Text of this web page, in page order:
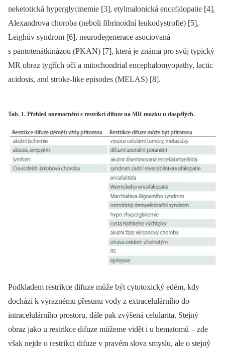
neketotická hyperglycinemie [3], etylmalonická encefalopatie [4],
Alexandrova choroba (neboli fibrinoidní leukodystrofie) [5],
Leighův syndrom [6], neurodegenerace asociovaná
s pantotenátkinázou (PKAN) [7], která je známa pro svůj typický
MR obraz tygřích očí a mitochondrial encephalomyopathy, lactic
acidosis, and stroke-like episodes (MELAS) [8].
Tab. 1. Přehled onemocnění s restrikcí difuze na MR mozku u dospělých.
Podkladem restrikce difuze může být cytotoxický edém, kdy
dochází k výraznému přesunu vody z extracelulárního do
intracelulárního prostoru, dále pak zvýšená celularita. Stejný
obraz jako u restrikce difuze můžeme vidět i u hematomů –⁠ zde
však nejde o restrikci difuze v pravém slova smyslu, ale o stejný